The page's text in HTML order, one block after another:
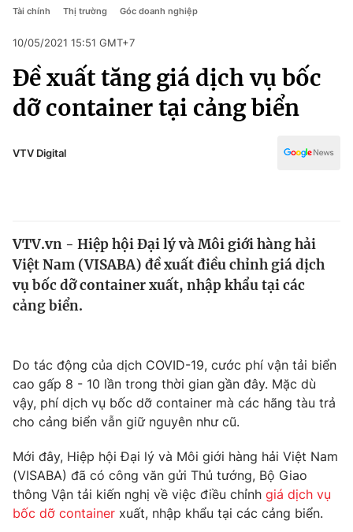
Chuyên mục
Chính trị
Thế giới
Tin tức
Câu chuyện quốc tế
Tài chính
Thị trường
Góc doanh nghiệp
Dữ liệu và đời sống
Truyền hình
Phim VTV
Hậu trường
Nhân vật
Giải trí
Điện ảnh
Đời sống
Chính trị
Pháp luật
Kinh tế
Thể thao
Truyền hình
Y tế
Tài chính Thị trường Góc doanh nghiệp
10/05/2021 15:51 GMT+7
Đề xuất tăng giá dịch vụ bốc
dỡ container tại cảng biển
VTV Digital
VTV.vn - Hiệp hội Đại lý và Môi giới hàng hải
Việt Nam (VISABA) đề xuất điều chỉnh giá dịch
vụ bốc dỡ container xuất, nhập khẩu tại các
cảng biển.
Do tác động của dịch COVID-19, cước phí vận tải biển
cao gấp 8 - 10 lần trong thời gian gần đây. Mặc dù
vậy, phí dịch vụ bốc dỡ container mà các hãng tàu trả
cho cảng biển vẫn giữ nguyên như cũ.
Mới đây, Hiệp hội Đại lý và Môi giới hàng hải Việt Nam
(VISABA) đã có công văn gửi Thủ tướng, Bộ Giao
thông Vận tải kiến nghị về việc điều chỉnh giá dịch vụ
bốc dỡ container xuất, nhập khẩu tại các cảng biển.